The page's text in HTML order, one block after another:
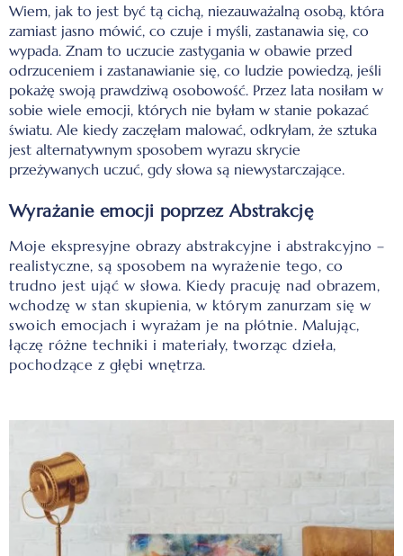
Wiem, jak to jest być tą cichą, niezauważalną osobą, która
zamiast jasno mówić, co czuje i myśli, zastanawia się, co
wypada. Znam to uczucie zastygania w obawie przed
odrzuceniem i zastanawianie się, co ludzie powiedzą, jeśli
pokażę swoją prawdziwą osobowość. Przez lata nosiłam w
sobie wiele emocji, których nie byłam w stanie pokazać
światu. Ale kiedy zaczęłam malować, odkryłam, że sztuka
jest alternatywnym sposobem wyrazu skrycie
przeżywanych uczuć, gdy słowa są niewystarczające.
Wyrażanie emocji poprzez Abstrakcję
Moje ekspresyjne obrazy abstrakcyjne i abstrakcyjno –
realistyczne, są sposobem na wyrażenie tego, co
trudno jest ująć w słowa. Kiedy pracuję nad obrazem,
wchodzę w stan skupienia, w którym zanurzam się w
swoich emocjach i wyrażam je na płótnie. Malując,
łączę różne techniki i materiały, tworząc dzieła,
pochodzące z głębi wnętrza.